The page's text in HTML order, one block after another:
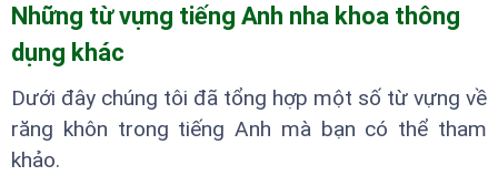
Những từ vựng tiếng Anh nha khoa thông
dụng khác
Dưới đây chúng tôi đã tổng hợp một số từ vựng về
răng khôn trong tiếng Anh mà bạn có thể tham
khảo.